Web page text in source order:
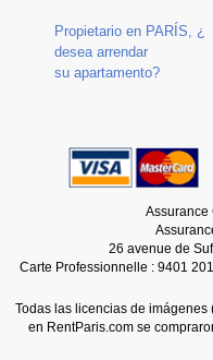
Propietario en PARÍS, ¿
desea arrendar
su apartamento?
Assurance
26 avenue de
Carte Professionnelle : 9401
Todas las licencias de
en RentParis.com se